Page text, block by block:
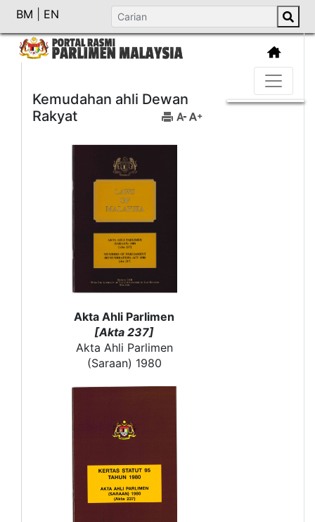
BM EN
Kemudahan ahli Dewan
Rakyat
Akta Ahli Parlimen
[Akta 237]
Akta Ahli Parlimen
(Saraan) 1980